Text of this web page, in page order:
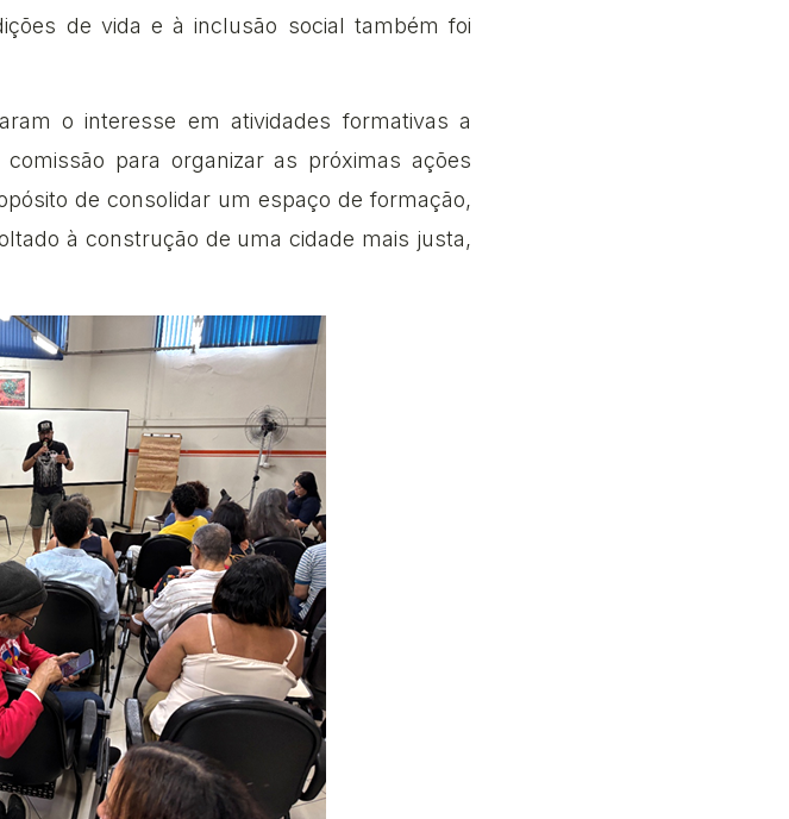
de vida e à inclusão social também foi
o interesse em atividades formativas a
para organizar as próximas ações
de consolidar um espaço de formação,
à construção de uma cidade mais justa,